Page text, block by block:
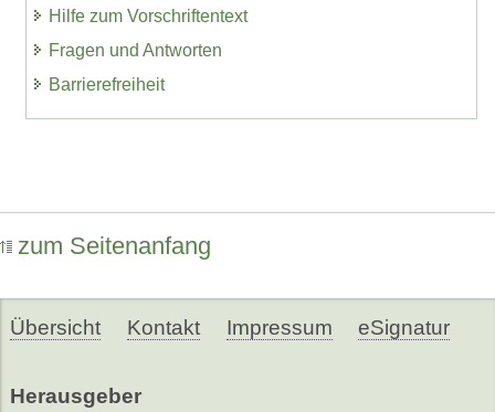
Hilfe zum Vorschriftentext
Fragen und Antworten
Barrierefreiheit
zum Seitenanfang
Übersicht Kontakt Impressum eSignatur
Herausgeber